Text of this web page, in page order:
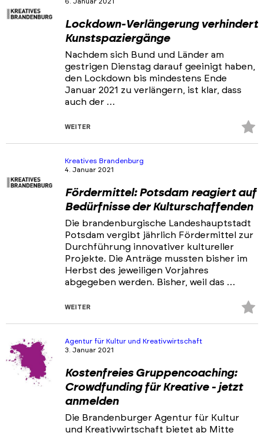
Portfolios
Lockdown-Verlängerung verhindert
Kunstspaziergänge
Nachdem sich Bund und Länder am
gestrigen Dienstag darauf geeinigt haben,
den Lockdown bis mindestens Ende
Januar 2021 zu verlängern, ist klar, dass
auch der …
WEITER
Kreatives Brandenburg
4. Januar 2021
Fördermittel: Potsdam reagiert auf
Bedürfnisse der Kulturschaffenden
Die brandenburgische Landeshauptstadt
Potsdam vergibt jährlich Fördermittel zur
Durchführung innovativer kultureller
Projekte. Die Anträge mussten bisher im
Herbst des jeweiligen Vorjahres
abgegeben werden. Bisher, weil das …
WEITER
Agentur für Kultur und Kreativwirtschaft
3. Januar 2021
Kostenfreies Gruppencoaching:
Crowdfunding für Kreative - jetzt
anmelden
Die Brandenburger Agentur für Kultur
und Kreativwirtschaft bietet ab Mitte